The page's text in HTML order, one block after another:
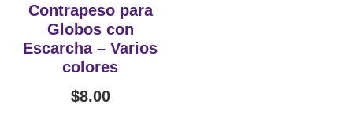
Contrapeso para
Globos con
Escarcha – Varios
colores
$8.00